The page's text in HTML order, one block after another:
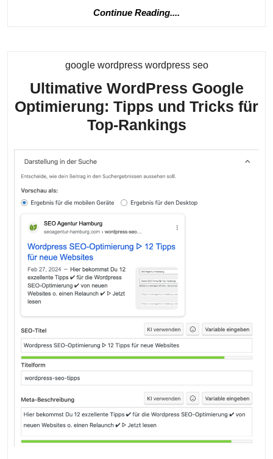
Continue Reading....
google wordpress wordpress seoKategorie
Ultimative WordPress Google
Optimierung: Tipps und Tricks für
Top-RankingsUltimative
Tipps